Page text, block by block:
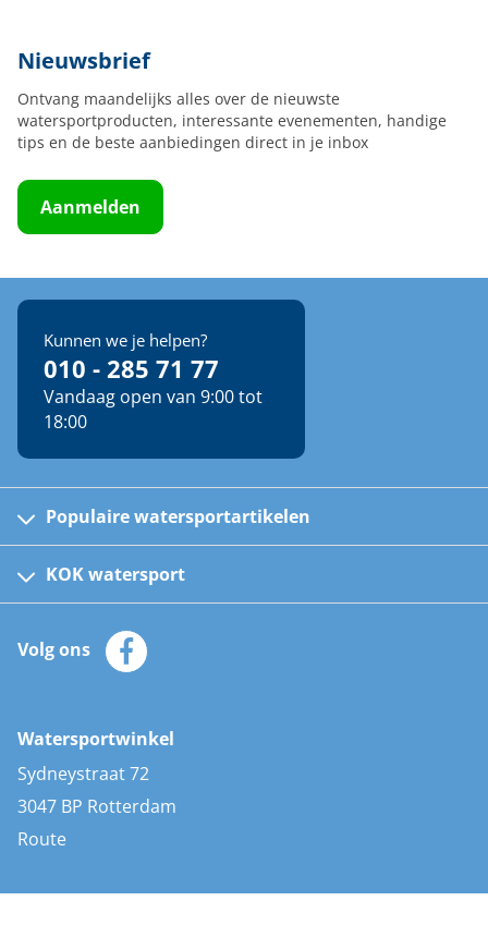
Nieuwsbrief
Ontvang maandelijks alles over de nieuwste
watersportproducten, interessante evenementen, handige
tips en de beste aanbiedingen direct in je inbox
Aanmelden
Kunnen we je helpen?
010 - 285 71 77
Vandaag open van 9:00 tot
18:00
Populaire watersportartikelen
Kinder reddingsvesten
Automatische reddingsvesten
Zeilkleding
Zonnepanelen
AIS transponders
Stootwillen en fenders
Bootkussens
Zwemtrappen
KOK watersport
Klantenservice
Merken
Volg ons
Watersportwinkel
Sydneystraat 72
3047 BP Rotterdam
Route